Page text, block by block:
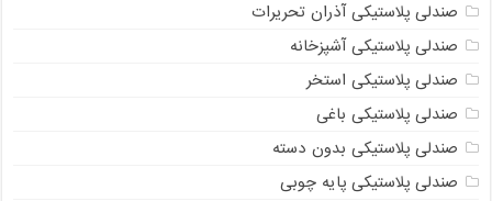
صندلی پلاستیکی آذران تحریرات
صندلی پلاستیکی آشپزخانه
صندلی پلاستیکی استخر
صندلی پلاستیکی باغی
صندلی پلاستیکی بدون دسته
صندلی پلاستیکی پایه چوبی